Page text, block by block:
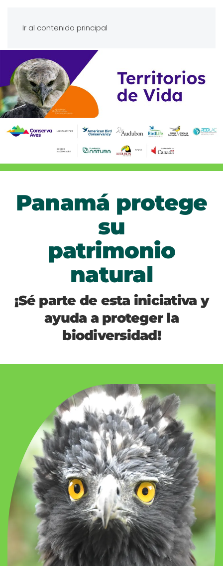
Ir al contenido principal
Panamá protege
su
patrimonio
natural
¡Sé parte de esta iniciativa y
ayuda a proteger la
biodiversidad!